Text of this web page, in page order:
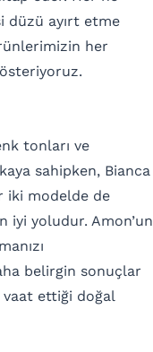
düzü ayırt etme
her
tonları ve
sahipken, Bianca
iki modelde de
iyi yoludur. Amon’un
belirgin sonuçlar
vaat ettiği doğal